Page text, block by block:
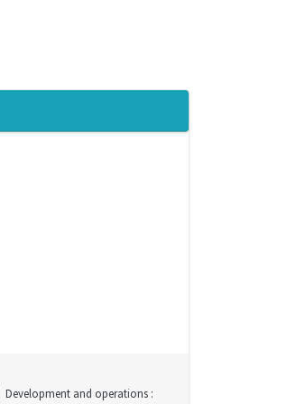
and operations :